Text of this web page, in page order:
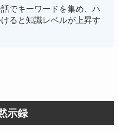
でキーワードを集め、ハ
ると知識レベルが上昇す
示録